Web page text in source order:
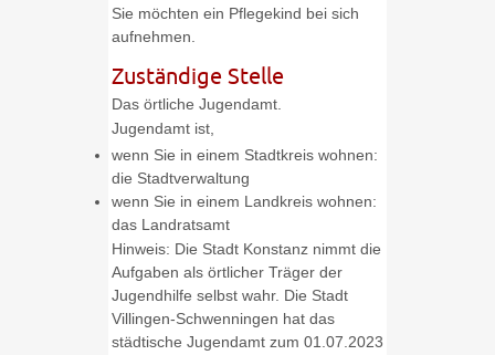
Sie möchten ein Pflegekind bei sich
aufnehmen.
Zuständige Stelle
Das örtliche Jugendamt.
Jugendamt ist,
wenn Sie in einem Stadtkreis wohnen:
die Stadtverwaltung
wenn Sie in einem Landkreis wohnen:
das Landratsamt
Hinweis: Die Stadt Konstanz nimmt die
Aufgaben als örtlicher Träger der
Jugendhilfe selbst wahr. Die Stadt
Villingen-Schwenningen hat das
städtische Jugendamt zum 01.07.2023